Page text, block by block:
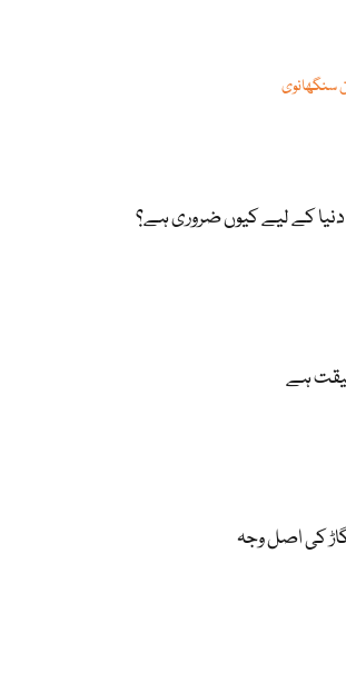
سنگھانوی
دنیا کے لیے کیوں ضروری ہے؟
ہے
کی اصل وجہ